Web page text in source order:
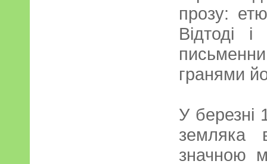
прозу:
Відтоді
гранями
У березні
земляка
значною